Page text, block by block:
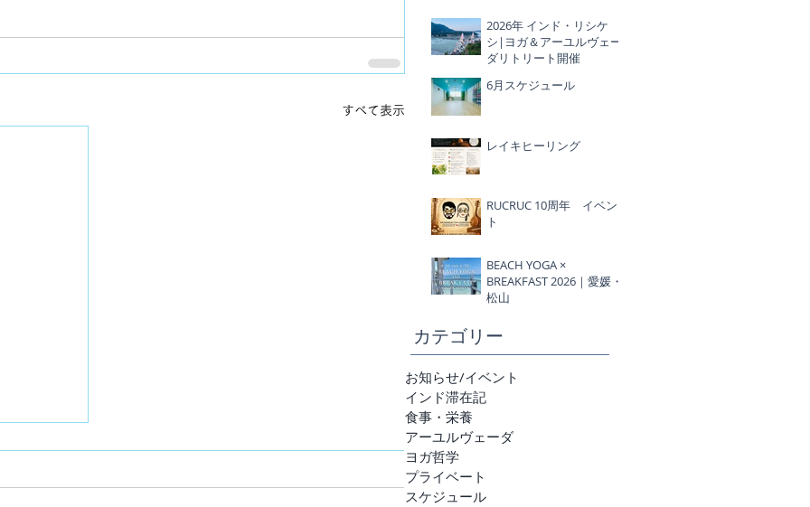
すべて表示
2026年 インド・リシケ
シ|ヨガ＆アーユルヴェー
ダリトリート開催
6月スケジュール
レイキヒーリング
RUCRUC 10周年 イベン
ト
BEACH YOGA ×
BREAKFAST 2026｜愛媛・
松山
​カテゴリー
お知らせ/イベント
インド滞在記
食事・栄養
アーユルヴェーダ
ヨガ哲学
プライベート
スケジュール